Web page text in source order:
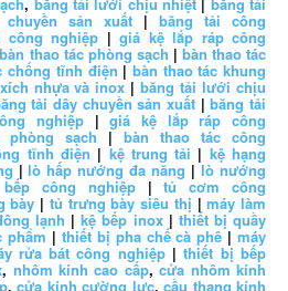
sản xuất | băng tải công
nghiệp |giá kệ lắp ráp công
bàn thao tác phòng sạch | bàn thao tác
chống tĩnh điện | bàn thao tác khung
nhựa và inox |băng tải lưới chịu
tải dây chuyền sản xuất |băng tải
nghiệp |giá kệ lắp ráp công
sạch | bàn thao tác công
tĩnh điện | kệ trung tải | kệ hạng
|lò hấp nướng đa năng |lò nướng
công nghiệp|tủ cơm công
bày | tủ trưng bày siêu thị |máy làm
lạnh |kệ bếp inox| thiết bị quầy
phẩm | thiết bị pha chế cà phê | máy
rửa bát công nghiệp|thiết bị bếp
, nhôm kính cao cấp,cửa nhôm kính
, cửa kính cường lực, cầu thang kính